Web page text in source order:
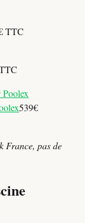
TTC
539€
France, pas de